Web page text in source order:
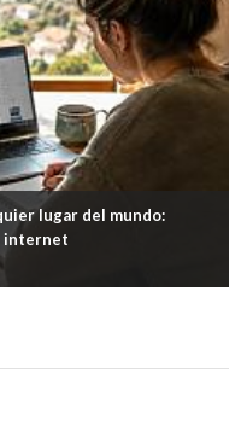
lugar del mundo:
internet